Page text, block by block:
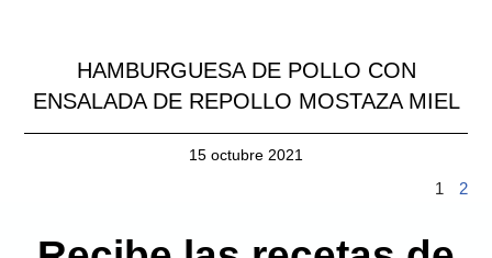
HAMBURGUESA DE POLLO CON
ENSALADA DE REPOLLO MOSTAZA MIEL
15 octubre 2021
1 2